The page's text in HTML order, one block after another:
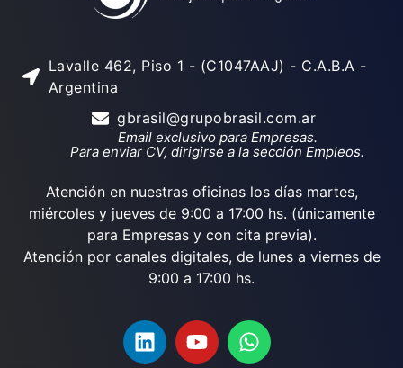
Lavalle 462, Piso 1 - (C1047AAJ) - C.A.B.A -
Argentina
gbrasil@grupobrasil.com.ar
Email exclusivo para Empresas.
Para enviar CV, dirigirse a la sección Empleos.
Atención en nuestras oficinas los días martes,
miércoles y jueves de 9:00 a 17:00 hs. (únicamente
para Empresas y con cita previa).
Atención por canales digitales, de lunes a viernes de
9:00 a 17:00 hs.